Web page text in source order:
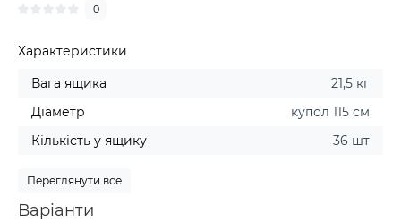
0
Характеристики
Вага ящика
21,5 кг
Діаметр
купол 115 см
Кількість у ящику
36 шт
Переглянути все
Варіанти